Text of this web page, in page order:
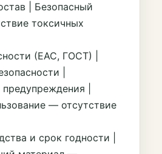
| Безопасный
токсичных
(ЕАС, ГОСТ) |
|
|
— отсутствие
и срок годности |